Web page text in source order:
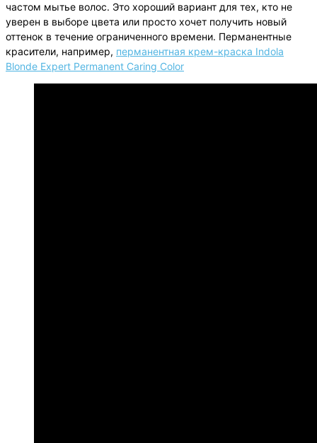
частом мытье волос. Это хороший вариант для тех, кто не
уверен в выборе цвета или просто хочет получить новый
оттенок в течение ограниченного времени. Перманентные
красители, например, перманентная крем-краска Indola
Blonde Expert Permanent Caring Color